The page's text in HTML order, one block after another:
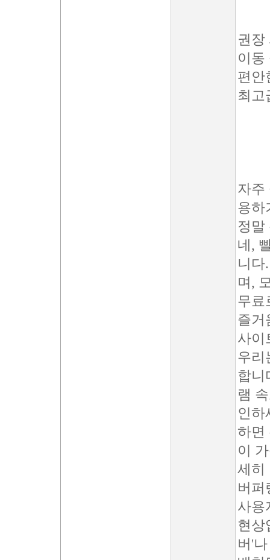
권장
이동
편안
최고
자주
용하
정말
네,
니다
며,
무료
즐거
사이
우리
합니
램
인하
하면
이
세히
버퍼
사용
현상
버'